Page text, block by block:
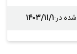
در:۱۴۰۳/۱۱/۱